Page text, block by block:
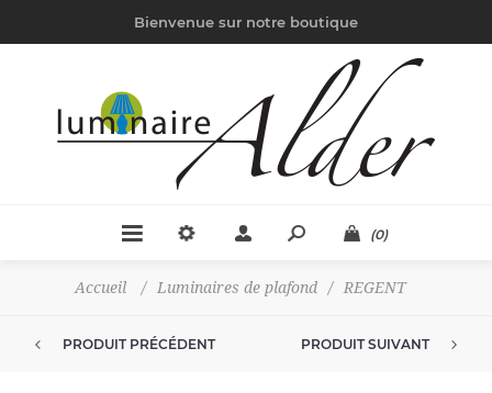
Bienvenue sur notre boutique
(0)
Accueil / Luminaires de plafond / REGENT
PRODUIT PRÉCÉDENT PRODUIT SUIVANT